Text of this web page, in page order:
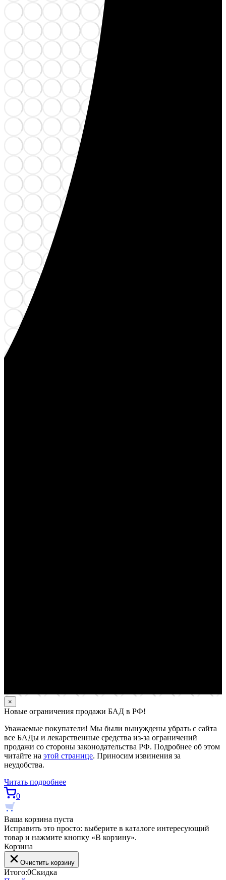
×
Новые ограничения продажи БАД в РФ!
Уважаемые покупатели! Мы были вынуждены убрать с сайта
все БАДы и лекарственные средства из-за ограничений
продажи со стороны законодательства РФ. Подробнее об этом
читайте на этой странице. Приносим извинения за
неудобства.
Читать подробнее
0
Ваша корзина пуста
Исправить это просто: выберите в каталоге интересующий
товар и нажмите кнопку «В корзину».
Корзина
Очистить корзину
Итого:0Скидка